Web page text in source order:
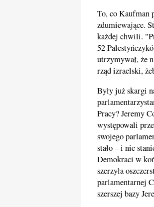
To, co Kaufman
zdumiewające.
każdej chwili.
52
utrzymywał, że
rząd izraelski,
Były już skargi
Pracy? Jeremy
występowali
swojego
stało – i nie
Demokraci w
szerzyła
parlamentarnej
szerszej bazy